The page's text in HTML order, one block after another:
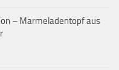
– Marmeladentopf aus